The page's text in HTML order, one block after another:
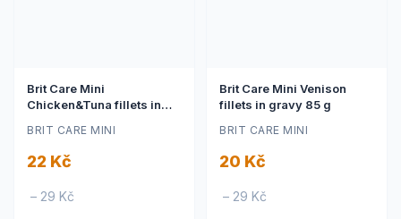
Brit Care Mini
Chicken&Tuna fillets in
BRIT CARE MINI
22 Kč
– 29 Kč
Brit Care Mini Venison
fillets in gravy 85 g
BRIT CARE MINI
20 Kč
– 29 Kč